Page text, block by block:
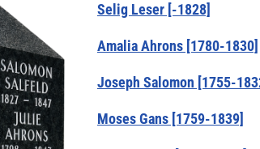
Selig Leser [-1828]
Amalia Ahrons [1780-1830]
Joseph Salomon [1755-
Moses Gans [1759-1839]